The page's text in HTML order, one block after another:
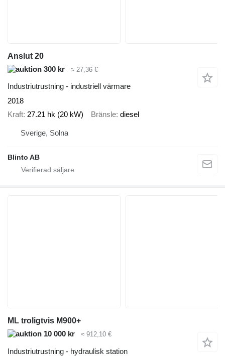
Anslut 20
300 kr
≈ 27,36 €
Industriutrustning - industriell värmare
2018
Kraft 27.21 hk (20 kW) Bränsle diesel
Sverige, Solna
Blinto AB
ML troligtvis M900+
10 000 kr
≈ 912,10 €
Industriutrustning - hydraulisk station